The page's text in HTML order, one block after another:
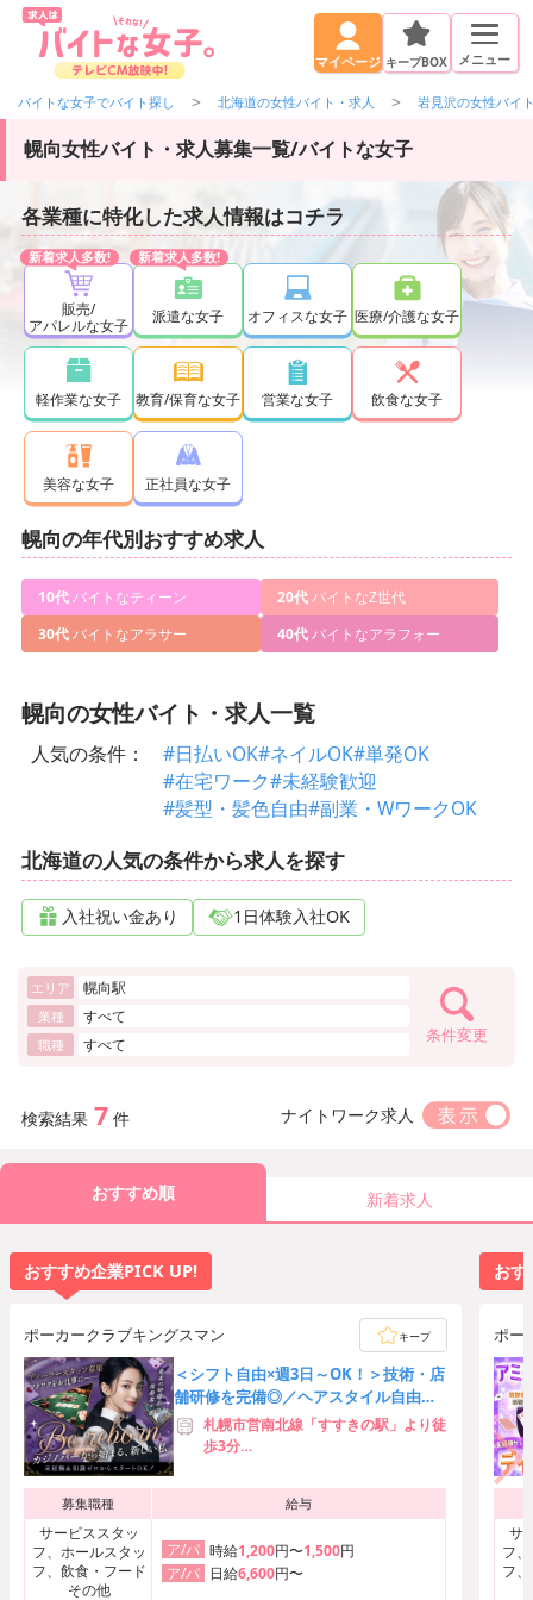
マイページ キープBOX メニュー
バイトな女子でバイト探し 北海道の女性バイト・求人 岩見沢の女性バイ
幌向女性バイト・求人募集一覧/バイトな女子
各業種に特化した求人情報はコチラ
販売/
アパレルな女子
派遣な女子 オフィスな女子 医療/介護な女子
軽作業な女子 教育/保育な女子 営業な女子 飲食な女子
美容な女子 正社員な女子
幌向の年代別おすすめ求人
10代バイトなティーン 20代バイトなZ世代
30代バイトなアラサー 40代バイトなアラフォー
幌向の女性バイト・求人一覧
人気の条件： #日払いOK#ネイルOK#単発OK
#在宅ワーク#未経験歓迎
#髪型・髪色自由#副業・WワークOK
北海道の人気の条件から求人を探す
入社祝い金あり 1日体験入社OK
エリア 幌向駅
業種 すべて
職種 すべて 条件変更
検索結果 7 件 ナイトワーク求人
おすすめ順 新着求人
おすすめ企業PICK UP!
ポーカークラブキングスマン キープ
＜シフト自由×週3日～OK！＞技術・店
舗研修を完備◎／ヘアスタイル自由／
駅チカ徒歩4分♪
札幌市営南北線「すすきの駅」より徒
歩3分
り徒歩5分
札幌市営南北線「大通駅」より徒歩7
募集職種 給与
サービススタッ
フ、ホールスタッ
フ、飲食・フード
その他
ア/パ 時給1,200円〜1,500円
ア/パ 日給6,600円〜
おす
ポー
サ
フ
フ